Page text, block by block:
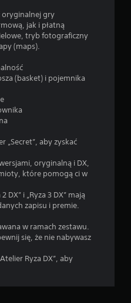
oryginalnej gry
jak i płatną
tryb fotograficzny
(maps).
(basket) i pojemnika
„Secret”, aby zyskać
oryginalną i DX,
które pomogą ci w
DX” i „Ryza 3 DX” mają
zapisu i premie.
w ramach zestawu.
się, że nie nabywasz
Ryza DX”, aby